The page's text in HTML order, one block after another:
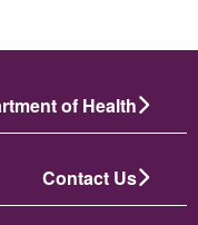
of Health
Contact Us